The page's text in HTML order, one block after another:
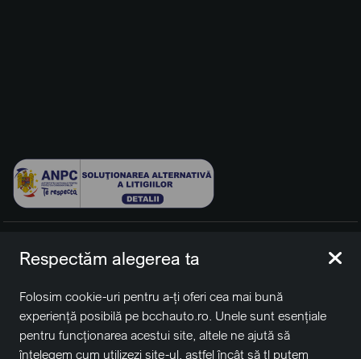
rezervate.
BCCH Auto Switzerland este o marcă a societății
BCCH
Group Switzerland AG
Sediu social: David Business Center, Str. Erou Iancu Nicolae
Respectăm alegerea ta
Folosim cookie-uri pentru a-ți oferi cea mai bună
experiență posibilă pe bcchauto.ro. Unele sunt esențiale
pentru funcționarea acestui site, altele ne ajută să
înțelegem cum utilizezi site-ul, astfel încât să țl putem